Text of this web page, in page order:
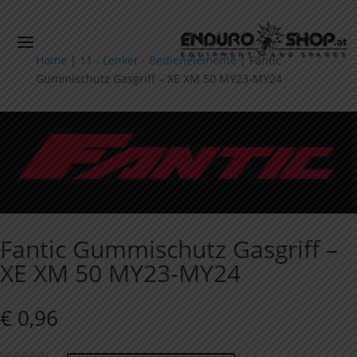
Home | 11 - Lenker - Bedienelemente |Fantic
Gummischutz Gasgriff – XE XM 50 MY23-MY24
Fantic Gummischutz Gasgriff –
XE XM 50 MY23-MY24
€ 0,96